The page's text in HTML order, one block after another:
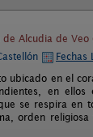
de Alcudia de Veo
Fechas
ubicado en el
en
se respira en
orden